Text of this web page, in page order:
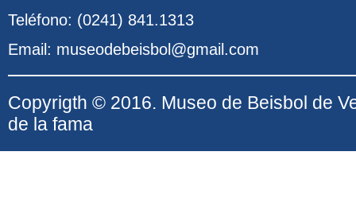
Teléfono: (0241) 841.1313
Email: museodebeisbol@gmail.com
Copyrigth © 2016. Museo de Beisbol de
de la fama